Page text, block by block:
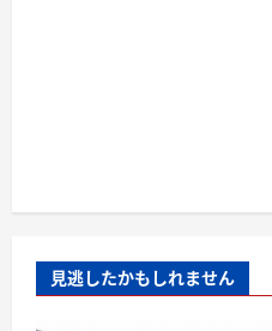
見逃したかもしれません